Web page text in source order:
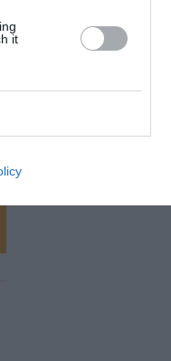
it